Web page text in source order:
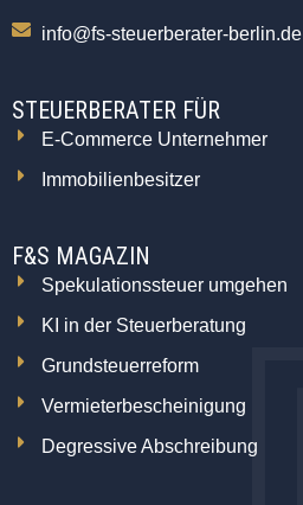
info@fs-steuerberater-berlin.de
STEUERBERATER FÜR
E-Commerce Unternehmer
Immobilienbesitzer
F&S MAGAZIN
Spekulationssteuer umgehen
KI in der Steuerberatung
Grundsteuerreform
Vermieterbescheinigung
Degressive Abschreibung